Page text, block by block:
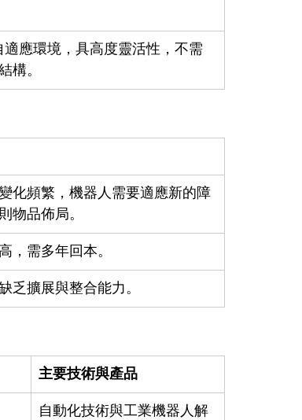
適應環境，具高度靈活性，不需
構。
化頻繁，機器人需要適應新的障
物品佈局。
，需多年回本。
乏擴展與整合能力。
主要技術與產品
自動化技術與工業機器人解